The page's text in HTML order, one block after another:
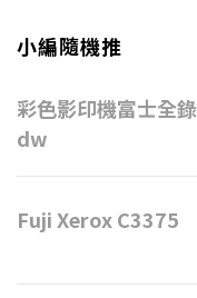
小編隨機推
彩色影印機富士全
dw
Fuji Xerox C3375